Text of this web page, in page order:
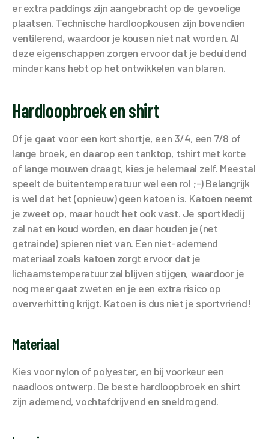
er extra paddings zijn aangebracht op de gevoelige
plaatsen. Technische hardloopkousen zijn bovendien
ventilerend, waardoor je kousen niet nat worden. Al
deze eigenschappen zorgen ervoor dat je beduidend
minder kans hebt op het ontwikkelen van blaren.
Hardloopbroek en shirt
Of je gaat voor een kort shortje, een 3/4, een 7/8 of
lange broek, en daarop een tanktop, tshirt met korte
of lange mouwen draagt, kies je helemaal zelf. Meestal
speelt de buitentemperatuur wel een rol ;-) Belangrijk
is wel dat het (opnieuw) geen katoen is. Katoen neemt
je zweet op, maar houdt het ook vast. Je sportkledij
zal nat en koud worden, en daar houden je (net
getrainde) spieren niet van. Een niet-ademend
materiaal zoals katoen zorgt ervoor dat je
lichaamstemperatuur zal blijven stijgen, waardoor je
nog meer gaat zweten en je een extra risico op
oververhitting krijgt. Katoen is dus niet je sportvriend!
Materiaal
Kies voor nylon of polyester, en bij voorkeur een
naadloos ontwerp. De beste hardloopbroek en shirt
zijn ademend, vochtafdrijvend en sneldrogend.